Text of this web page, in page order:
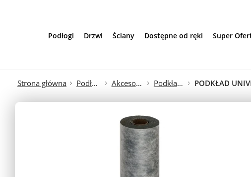
Podłogi Drzwi Ściany Dostępne od ręki Super
Strona główna Podłogi Akcesoria Podkłady